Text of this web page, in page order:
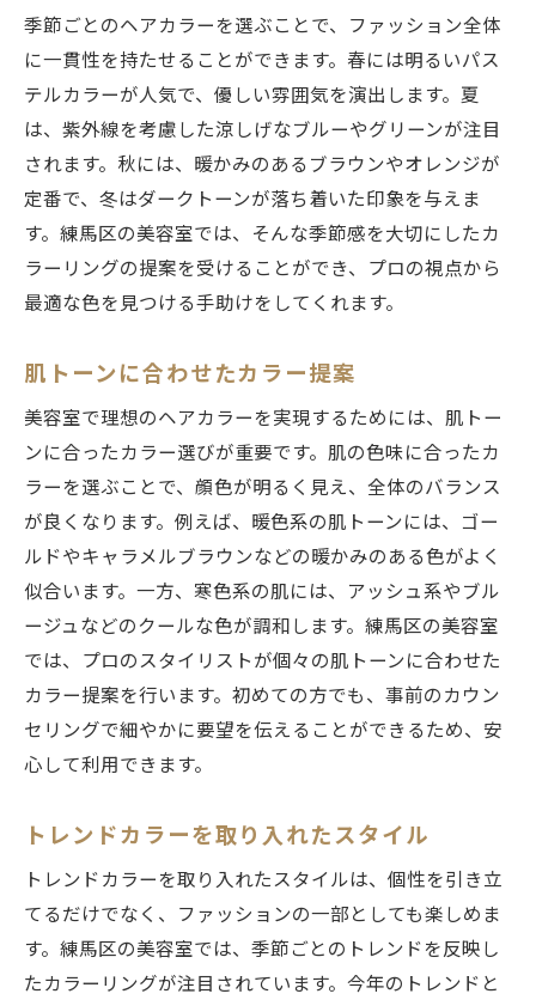
プロが教えるダメージレスカラー
プロによる練馬区の美容室での新しいスタイル
体験のススメ
プロが薦めるトレンドスタイル
初めてのスタイルチェンジの不安解消
スタイルチェンジで自信を持つ方法
プロの技術で新たな自分を発見
新しいスタイルに挑戦する勇気
美容室でのカウンセリングから始まる安心のス
タイリング
スタイリングに対する不安を解消
スタイリングの持ちを良くする方法
カウンセリングで確認するスタイリングの
ポイント
自宅でもできる簡単スタイリング
プロが教える日常スタイリングのコツ
髪に優しい練馬区の美容室で新しい自分を発見
髪に優しい素材を使ったカラーリング
敏感肌でも安心して通える美容室
髪のダメージを最小限に抑える施術
季節ごとのヘアカラーを選ぶことで、ファッション全体
に一貫性を持たせることができます。春には明るいパス
テルカラーが人気で、優しい雰囲気を演出します。夏
は、紫外線を考慮した涼しげなブルーやグリーンが注目
されます。秋には、暖かみのあるブラウンやオレンジが
定番で、冬はダークトーンが落ち着いた印象を与えま
す。練馬区の美容室では、そんな季節感を大切にしたカ
ラーリングの提案を受けることができ、プロの視点から
最適な色を見つける手助けをしてくれます。
肌トーンに合わせたカラー提案
美容室で理想のヘアカラーを実現するためには、肌トー
ンに合ったカラー選びが重要です。肌の色味に合ったカ
ラーを選ぶことで、顔色が明るく見え、全体のバランス
が良くなります。例えば、暖色系の肌トーンには、ゴー
ルドやキャラメルブラウンなどの暖かみのある色がよく
似合います。一方、寒色系の肌には、アッシュ系やブル
ージュなどのクールな色が調和します。練馬区の美容室
では、プロのスタイリストが個々の肌トーンに合わせた
カラー提案を行います。初めての方でも、事前のカウン
セリングで細やかに要望を伝えることができるため、安
心して利用できます。
トレンドカラーを取り入れたスタイル
トレンドカラーを取り入れたスタイルは、個性を引き立
てるだけでなく、ファッションの一部としても楽しめま
す。練馬区の美容室では、季節ごとのトレンドを反映し
たカラーリングが注目されています。今年のトレンドと